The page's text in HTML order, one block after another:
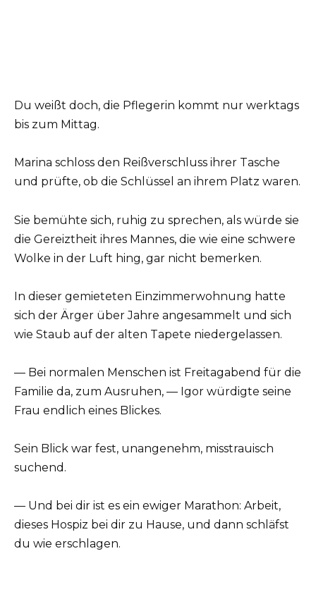
Du weißt doch, die Pflegerin kommt nur werktags
bis zum Mittag.
Marina schloss den Reißverschluss ihrer Tasche
und prüfte, ob die Schlüssel an ihrem Platz waren.
Sie bemühte sich, ruhig zu sprechen, als würde sie
die Gereiztheit ihres Mannes, die wie eine schwere
Wolke in der Luft hing, gar nicht bemerken.
In dieser gemieteten Einzimmerwohnung hatte
sich der Ärger über Jahre angesammelt und sich
wie Staub auf der alten Tapete niedergelassen.
— Bei normalen Menschen ist Freitagabend für die
Familie da, zum Ausruhen, — Igor würdigte seine
Frau endlich eines Blickes.
Sein Blick war fest, unangenehm, misstrauisch
suchend.
— Und bei dir ist es ein ewiger Marathon: Arbeit,
dieses Hospiz bei dir zu Hause, und dann schläfst
du wie erschlagen.